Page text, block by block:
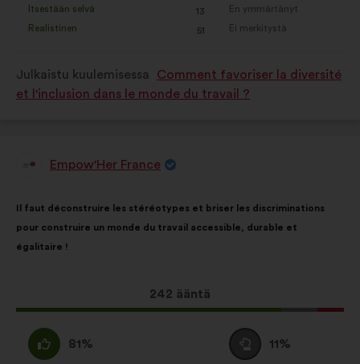
seuraavasti:
Itsestään selvä
: 13
kertaa
Realistinen
: 51
kertaa
seuraavasti:
En ymmärtänyt
:kertaa
Ei merkitystä
:kertaa
Julkaistu kuulemisessa
Comment favoriser la diversité
et l'inclusion dans le monde du travail ?
EhdotusEmpow'Her France
sisältö:
Il faut déconstruire les stéréotypes et briser les discriminations
pour construire un monde du travail accessible, durable et
égalitaire !
Tämä
ehdotus
242 ääntä
jakautuminen:
samaa
mieltä
81%
Äänestä
tyhjää
11%